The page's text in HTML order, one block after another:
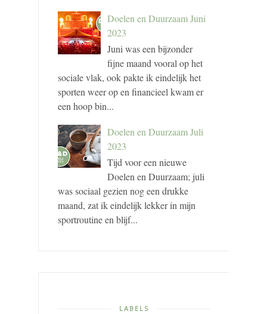
Doelen en Duurzaam Juni
2023
Juni was een bijzonder
fijne maand vooral op het
sociale vlak, ook pakte ik eindelijk het
sporten weer op en financieel kwam er
een hoop bin...
Doelen en Duurzaam Juli
2023
Tijd voor een nieuwe
Doelen en Duurzaam; juli
was sociaal gezien nog een drukke
maand, zat ik eindelijk lekker in mijn
sportroutine en blijf...
LABELS